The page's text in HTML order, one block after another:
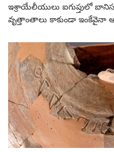
ఇశ్రాయేలీయులు ఐగుప్తులో
వృత్తాంతాలు కాకుండా